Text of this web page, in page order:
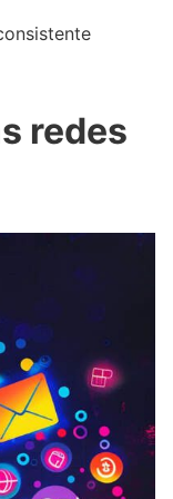
redes